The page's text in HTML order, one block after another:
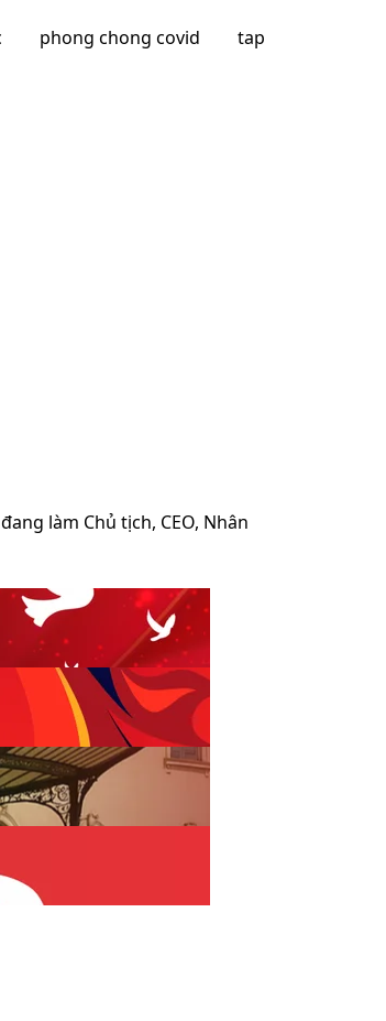
phong chong covid
tap
làm Chủ tịch, CEO, Nhân